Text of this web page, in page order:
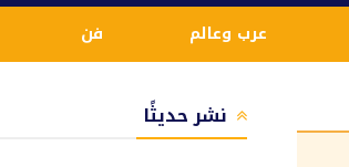
عرب وعالم فن
نشر حديثًا